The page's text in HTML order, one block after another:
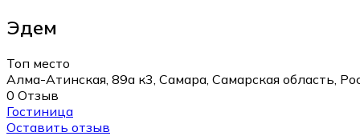
Эдем
Топ место
Алма-Атинская, 89а к3, Самара, Самарская область,
0 Отзыв
Гостиница
Оставить отзыв